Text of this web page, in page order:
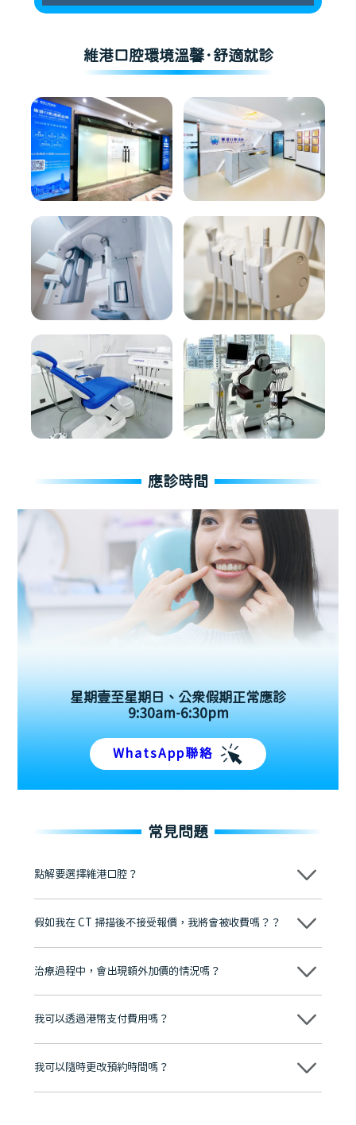
維港口腔環境溫馨·舒適就診
應診時間
星期壹至星期日、公眾假期正常應診
9:30am-6:30pm
WhatsApp聯絡
常見問題
點解要選擇維港口腔？
維港口腔踐行「醫道濟世」的大學校訓，各分院匯聚來自香港、內地的
牌」、「2025香港企業領袖品牌」，是諾貝爾種植系統全球放心植牙中
至今已服務超過三十個國家和地區的顧客，受到粵港澳大灣區及周邊城
市市民極高的口碑評價及信任推薦 珠海、深圳設有八大分院，香港亦設
有咨詢及服務保障中心，有任何問題都可以隨時預約免費咨詢，讓人十
假如我在 CT 掃描後不接受報價，我將會被收費嗎？？
不會！只要未開始實際服務之前，你不會被收取任何費用。
治療過程中，會出現額外加價的情況嗎？
不會，治療前我們會詳細說明治療方案及對應的價錢，顧客同意並簽字
我可以透過港幣支付費用嗎？
可以。維港口腔會按照當日匯率轉算收取費用，而匯率會及時告知客人
我可以隨時更改預約時間嗎？
可以，請盡早通過wechat或whatsapp聯絡我們，告知我們你原本預約